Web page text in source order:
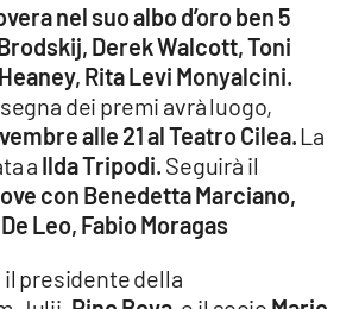
nel suo albo d’oro ben 5
Derek Walcott, Toni
Rita Levi Monyalcini.
dei premi avrà luogo,
alle 21 al Teatro Cilea.La
a Ilda Tripodi. Seguirà il
con Benedetta Marciano,
Leo, Fabio Moragas
presidente della